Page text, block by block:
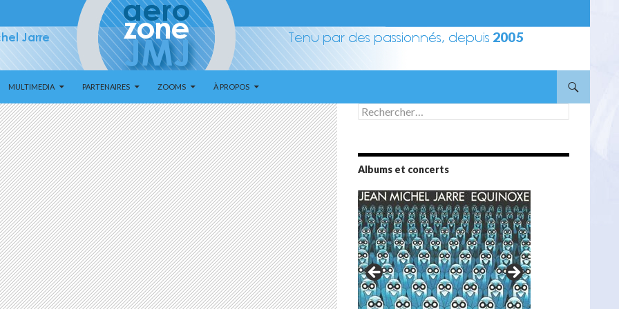
MULTIMEDIA PARTENAIRES ZOOMS À PROPOS
Rechercher :
Albums et concerts